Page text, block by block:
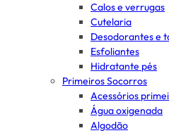
Calos e verrugas
Cutelaria
Desodorantes e
Esfoliantes
Hidratante pés
Primeiros Socorros
Acessórios
Água oxigenada
Algodão